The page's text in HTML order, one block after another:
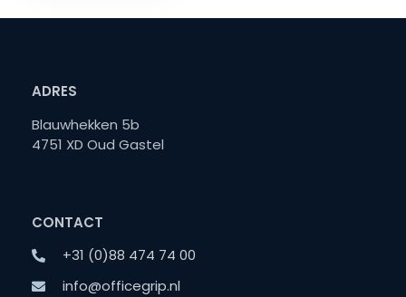
ADRES
Blauwhekken 5b
4751 XD Oud Gastel
CONTACT
+31 (0)88 474 74 00
info@officegrip.nl